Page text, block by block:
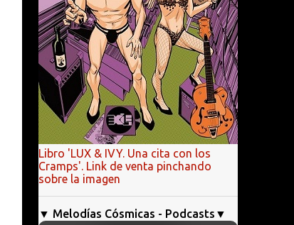
Libro 'LUX & IVY. Una cita con los
Cramps'. Link de venta pinchando
sobre la imagen
▼ Melodías Cósmicas - Podcasts▼